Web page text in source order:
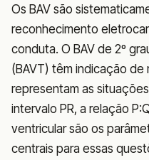
Os BAV são
reconhecimento
conduta. O BAV de 2º
(BAVT) têm indicação
representam as
intervalo PR, a relação
ventricular são os
centrais para essas